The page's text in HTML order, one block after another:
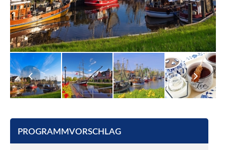
PROGRAMMVORSCHLAG